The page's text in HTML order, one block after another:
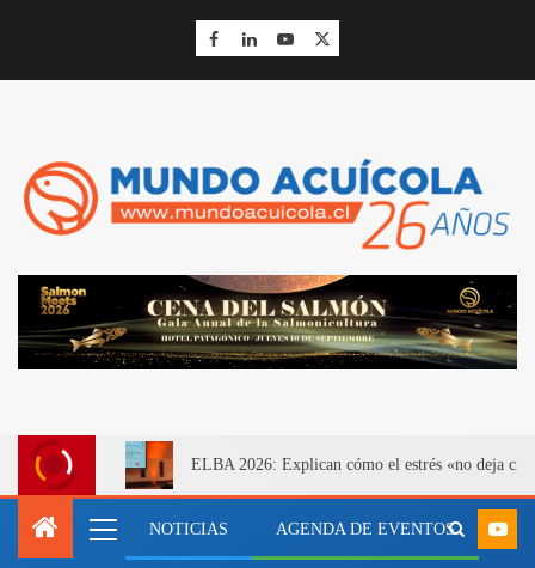
ELBA 2026: Explican cómo el estrés «no deja
NOTICIAS AGENDA DE EVENTOS